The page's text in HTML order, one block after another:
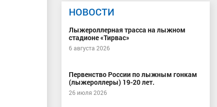
НОВОСТИ
Лыжероллерная трасса на лыжном
стадионе «Тирвас»
6 августа 2026
Первенство России по лыжным гонкам
(лыжероллеры) 19-20 лет.
26 июля 2026